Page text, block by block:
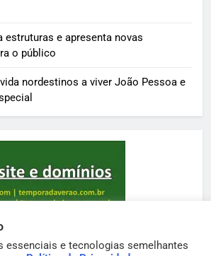
estruturas e apresenta novas
o público
nordestinos a viver João Pessoa e
essenciais e tecnologias semelhantes